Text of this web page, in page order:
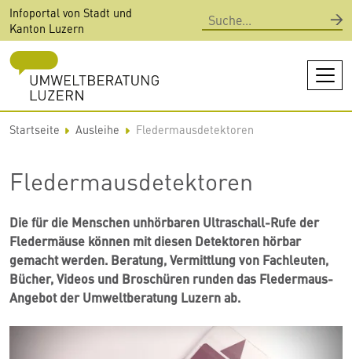
Direkt
zum
Inhalt
Infoportal von Stadt und
Kanton Luzern
Suche
Startseite Ausleihe Fledermausdetektoren
Fledermausdetektoren
Die für die Menschen unhörbaren Ultraschall-Rufe der
Fledermäuse können mit diesen Detektoren hörbar
gemacht werden. Beratung, Vermittlung von Fachleuten,
Bücher, Videos und Broschüren runden das Fledermaus-
Angebot der Umweltberatung Luzern ab.